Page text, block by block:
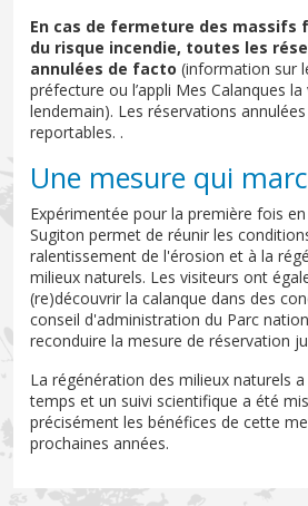
En cas de fermeture des massifs
du risque incendie, toutes les
annulées de facto (information sur
préfecture ou l’appli Mes Calanques
lendemain). Les réservations
reportables. .
Une mesure qui
Expérimentée pour la première fois
Sugiton permet de réunir les
ralentissement de l'érosion et à la
milieux naturels. Les visiteurs ont
(re)découvrir la calanque dans des
conseil d'administration du Parc
reconduire la mesure de réservation
La régénération des milieux naturels
temps et un suivi scientifique a été
précisément les bénéfices de cette
prochaines années.